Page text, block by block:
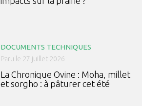
DOCUMENTS TECHNIQUES
Paru le 27 juillet 2026
La Chronique Ovine : Moha, millet
et sorgho : à pâturer cet été